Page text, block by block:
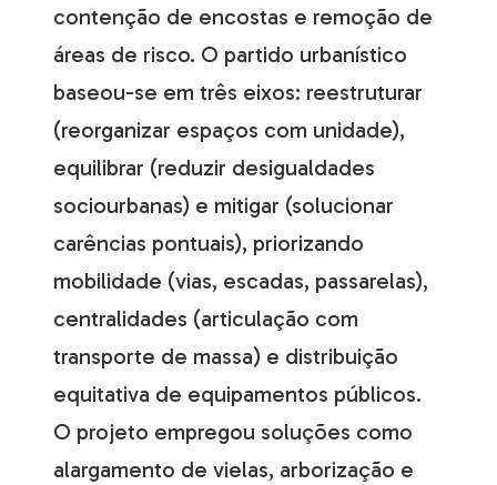
contenção de encostas e remoção de
áreas de risco. O partido urbanístico
baseou-se em três eixos: reestruturar
(reorganizar espaços com unidade),
equilibrar (reduzir desigualdades
sociourbanas) e mitigar (solucionar
carências pontuais), priorizando
mobilidade (vias, escadas, passarelas),
centralidades (articulação com
transporte de massa) e distribuição
equitativa de equipamentos públicos.
O projeto empregou soluções como
alargamento de vielas, arborização e